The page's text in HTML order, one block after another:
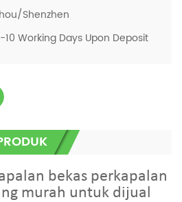
Shenzhen
10 Working Days Upon Deposit
bekas perkapalan
murah untuk dijual